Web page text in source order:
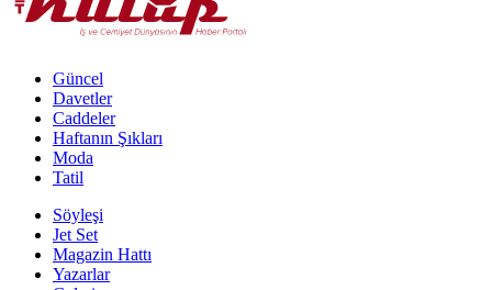
Güncel
Davetler
Caddeler
Haftanın Şıkları
Moda
Tatil
Söyleşi
Jet Set
Magazin Hattı
Yazarlar